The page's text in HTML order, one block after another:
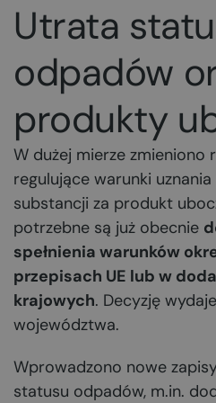
Utrata
odpadów
produkty
W dużej mierze zmieniono
regulujące warunki
substancji za produkt
potrzebne są już obecnie
spełnienia warunków
przepisach UE lub w
krajowych. Decyzję
województwa.
Wprowadzono nowe
statusu odpadów, m.in.